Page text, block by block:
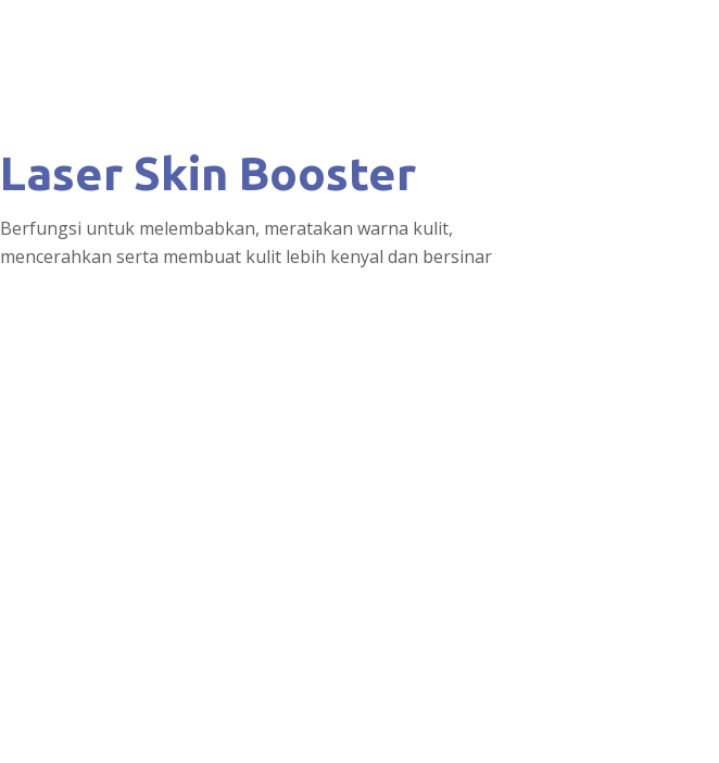
Laser Skin Booster
Berfungsi untuk melembabkan, meratakan warna kulit,
mencerahkan serta membuat kulit lebih kenyal dan bersinar